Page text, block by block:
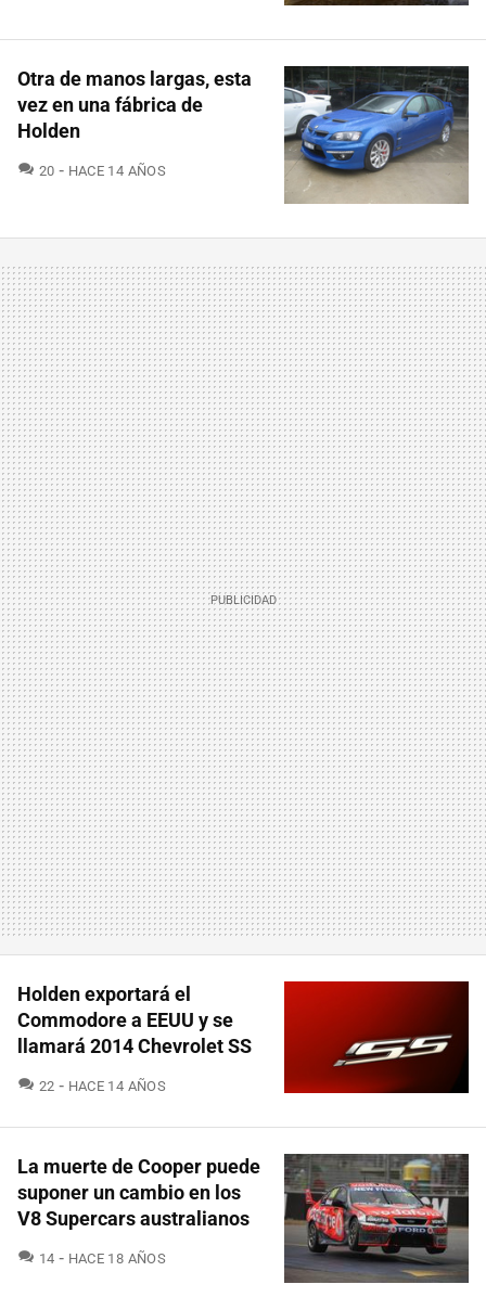
Otra de manos largas, esta
vez en una fábrica de
Holden
20 COMENTARIOS
HACE 14 AÑOS
Holden exportará el
Commodore a EEUU y se
llamará 2014 Chevrolet SS
22 COMENTARIOS
HACE 14 AÑOS
La muerte de Cooper puede
suponer un cambio en los
V8 Supercars australianos
14 COMENTARIOS
HACE 18 AÑOS